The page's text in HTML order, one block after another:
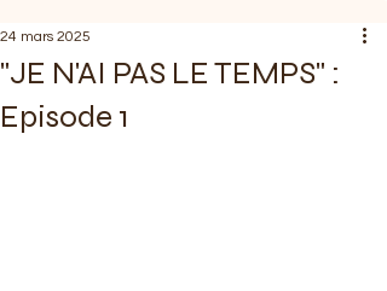
"JE N'AI PAS LE TEMPS" :
Episode 1
24 mars 2025